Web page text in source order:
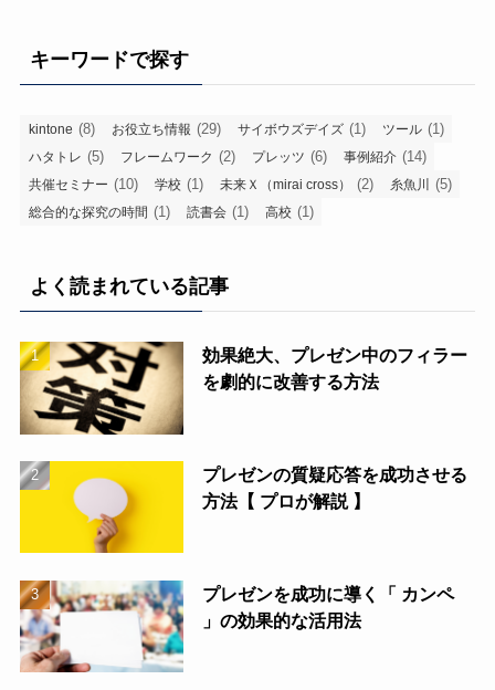
キーワードで探す
kintone (8) お役立ち情報 (29) サイボウズデイズ (1) ツール (1)
ハタトレ (5) フレームワーク (2) プレッツ (6) 事例紹介 (14)
共催セミナー (10) 学校 (1) 未来Ｘ（mirai cross） (2) 糸魚川 (5)
総合的な探究の時間 (1) 読書会 (1) 高校 (1)
よく読まれている記事
効果絶大、プレゼン中のフィラー
を劇的に改善する方法
プレゼンの質疑応答を成功させる
方法【 プロが解説 】
プレゼンを成功に導く「 カンペ
」の効果的な活用法